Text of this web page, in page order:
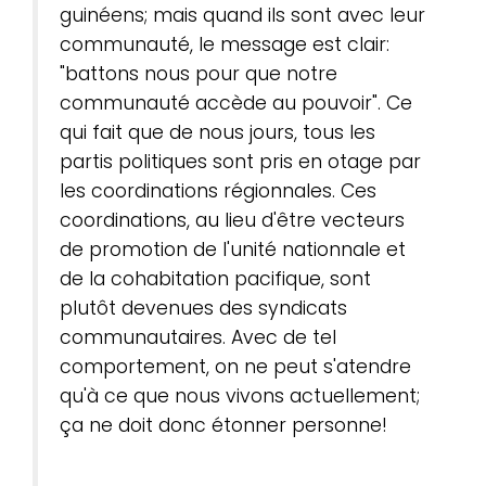
guinéens; mais quand ils sont avec leur
communauté, le message est clair:
"battons nous pour que notre
communauté accède au pouvoir". Ce
qui fait que de nous jours, tous les
partis politiques sont pris en otage par
les coordinations régionnales. Ces
coordinations, au lieu d'être vecteurs
de promotion de l'unité nationnale et
de la cohabitation pacifique, sont
plutôt devenues des syndicats
communautaires. Avec de tel
comportement, on ne peut s'atendre
qu'à ce que nous vivons actuellement;
ça ne doit donc étonner personne!